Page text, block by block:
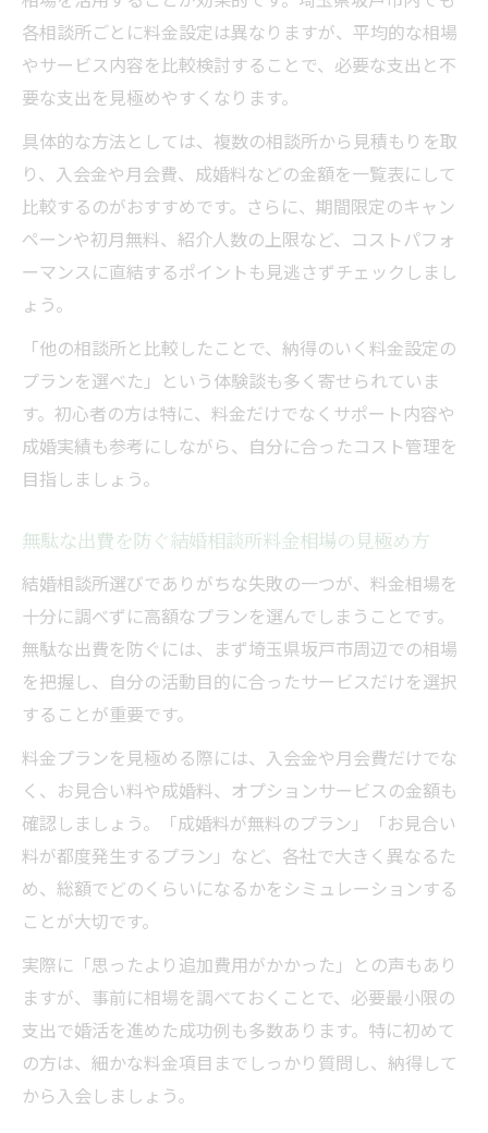
各相談所ごとに料金設定は異なりますが、平均的な相場
やサービス内容を比較検討することで、必要な支出と不
要な支出を見極めやすくなります。
具体的な方法としては、複数の相談所から見積もりを取
り、入会金や月会費、成婚料などの金額を一覧表にして
比較するのがおすすめです。さらに、期間限定のキャン
ペーンや初月無料、紹介人数の上限など、コストパフォ
ーマンスに直結するポイントも見逃さずチェックしまし
ょう。
「他の相談所と比較したことで、納得のいく料金設定の
プランを選べた」という体験談も多く寄せられていま
す。初心者の方は特に、料金だけでなくサポート内容や
成婚実績も参考にしながら、自分に合ったコスト管理を
目指しましょう。
無駄な出費を防ぐ結婚相談所料金相場の見極め方
結婚相談所選びでありがちな失敗の一つが、料金相場を
十分に調べずに高額なプランを選んでしまうことです。
無駄な出費を防ぐには、まず埼玉県坂戸市周辺での相場
を把握し、自分の活動目的に合ったサービスだけを選択
することが重要です。
料金プランを見極める際には、入会金や月会費だけでな
く、お見合い料や成婚料、オプションサービスの金額も
確認しましょう。「成婚料が無料のプラン」「お見合い
料が都度発生するプラン」など、各社で大きく異なるた
め、総額でどのくらいになるかをシミュレーションする
ことが大切です。
実際に「思ったより追加費用がかかった」との声もあり
ますが、事前に相場を調べておくことで、必要最小限の
支出で婚活を進めた成功例も多数あります。特に初めて
の方は、細かな料金項目までしっかり質問し、納得して
から入会しましょう。